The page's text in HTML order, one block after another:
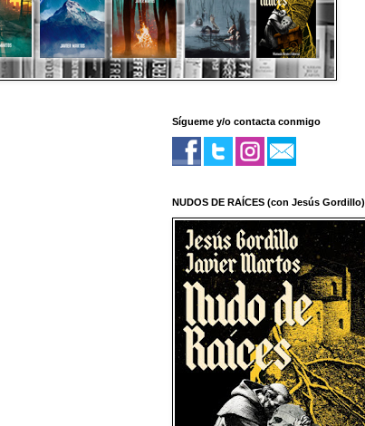
Sígueme y/o contacta conmigo
NUDOS DE RAÍCES (con Jesús Gordillo)